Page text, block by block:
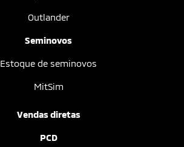
Outlander
Seminovos
Estoque de seminovos
MitSim
Vendas diretas
PCD